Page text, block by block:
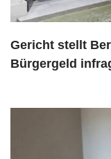
Gericht stellt
Bürgergeld